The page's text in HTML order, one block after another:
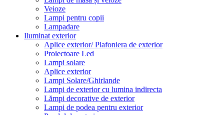
Veioze
Lampi pentru copii
Lampadare
Iluminat exterior
Aplice exterior/ Plafoniera de exterior
Proiectoare Led
Lampi solare
Aplice exterior
Lampi Solare/Ghirlande
Lampi de exterior cu lumina indirecta
Lămpi decorative de exterior
Lampi de podea pentru exterior